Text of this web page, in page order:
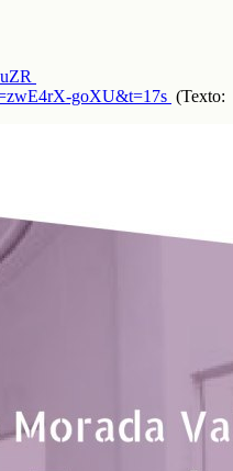
goXU&t=17s (Texto: